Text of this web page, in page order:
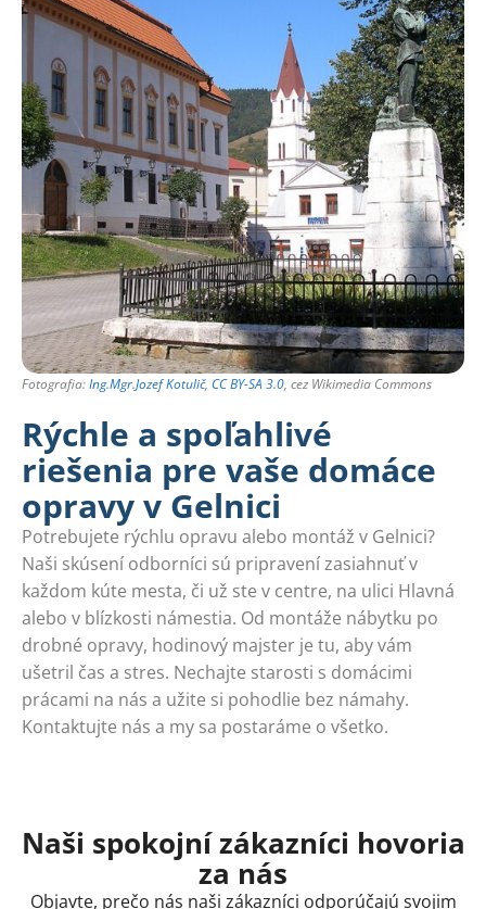
Fotografia:Ing.Mgr.Jozef Kotulič, CC BY-SA 3.0, cez Wikimedia Commons
Rýchle a spoľahlivé
riešenia pre vaše domáce
opravy v Gelnici
Potrebujete rýchlu opravu alebo montáž v Gelnici?
Naši skúsení odborníci sú pripravení zasiahnuť v
každom kúte mesta, či už ste v centre, na ulici Hlavná
alebo v blízkosti námestia. Od montáže nábytku po
drobné opravy, hodinový majster je tu, aby vám
ušetril čas a stres. Nechajte starosti s domácimi
prácami na nás a užite si pohodlie bez námahy.
Kontaktujte nás a my sa postaráme o všetko.
Naši spokojní zákazníci hovoria
za nás
Objavte, prečo nás naši zákazníci odporúčajú svojim